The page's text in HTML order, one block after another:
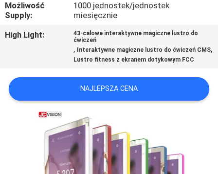
AKTUALNOŚCI
WSZYSTKIE
POPROSIĆ
WYCENĘ
SITEMAP
Możliwość
Supply:
1000 jednostek/jednostek
miesięcznie
High Light:
43-calowe interaktywne magiczne lustro do
ćwiczeń
, Interaktywne magiczne lustro do ćwiczeń CMS,
Lustro fitness z ekranem dotykowym FCC
NAJLEPSZA CENA